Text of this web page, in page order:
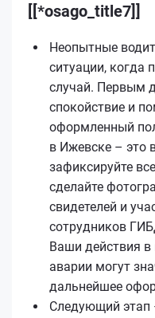
[[*osago_title7]]
Неопытные
ситуации, когда
случай. Первым
спокойствие и
оформленный
в Ижевске – это
зафиксируйте
сделайте
свидетелей и
сотрудников
Ваши действия
аварии могут
дальнейшее
Следующий этап